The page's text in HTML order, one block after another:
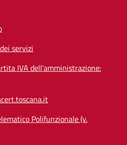
servizi
IVA dell'amministrazione:
Polifunzionale (v.